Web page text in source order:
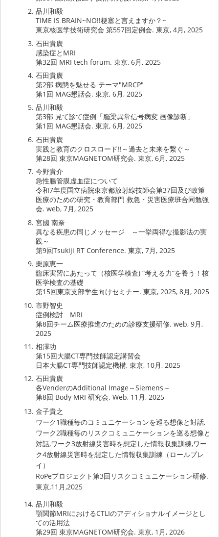
品川和毅
TIME IS BRAIN~NO!!梗塞と言えますか？~
東京核医学技術研究会 第557回定例会. 東京, 4月, 2025
石田貴廣
感染症とMRI
第32回 MRI tech forum. 東京, 6月, 2025
石田貴廣
第2部 病態を魅せる テーマ"MRCP"
第1回 MAG懇話会. 東京, 6月, 2025
品川和毅
第3部 見て診て症例「脳梁異常信号病変 画像診断」
第1回 MAG懇話会. 東京, 6月, 2025
石田貴廣
実践と教育のクロスロード!!～過去と未来を繋ぐ～
第28回 東京MAGNETOM研究会. 東京, 6月, 2025
今野貴介
急性腸管膜虚血症について
令和7年度国立病院東京都放射線技師会第37回及び政策
医療のための研究・教育部門 救急・災害医療班合同勉強
会. web, 7月, 2025
宮國 南奈
異なる疾患の同じメッセージ ～一挙両得な撮影法の実
践～
第9回Tsukiji RT Conference. 東京, 7月, 2025
栗原恵一
臨床実習にあたって（核医学検査) “考える力“を養う！核
医学検査の基礎
第15回東京支部学生向けセミナー. 東京, 2025, 8月, 2025
市野智史
症例検討 MRI
第8回チーム医療推進のための診療支援研修. web, 9月,
2025
相澤功
第15回大腸CT専門技師認定講習会
日本大腸CT専門技師認定機構, 東京, 10月, 2025
石田貴廣
各VenderのAdditional Image～Siemens～
第8回 Body MRI 研究会. Web, 11月, 2025
金子貴之
ワーク1職種毎のコミュニケーションを巡る想像と対話,
ワーク2職種毎のリスクコミュニケーションを巡る想像と
対話,ワーク3放射線災害時を想定した情報収集訓練,ワー
ク4放射線災害時を想定した情報収集訓練（ロールプレ
イ）
RoPeプロジェクト第3回リスクコミュニケーション研修.
東京,11月,2025
品川和毅
顎関節MRIにおけるCTLIのアディショナルイメージとし
ての活用法
第29回 東京MAGNETOM研究会. 東京, 1月, 2026